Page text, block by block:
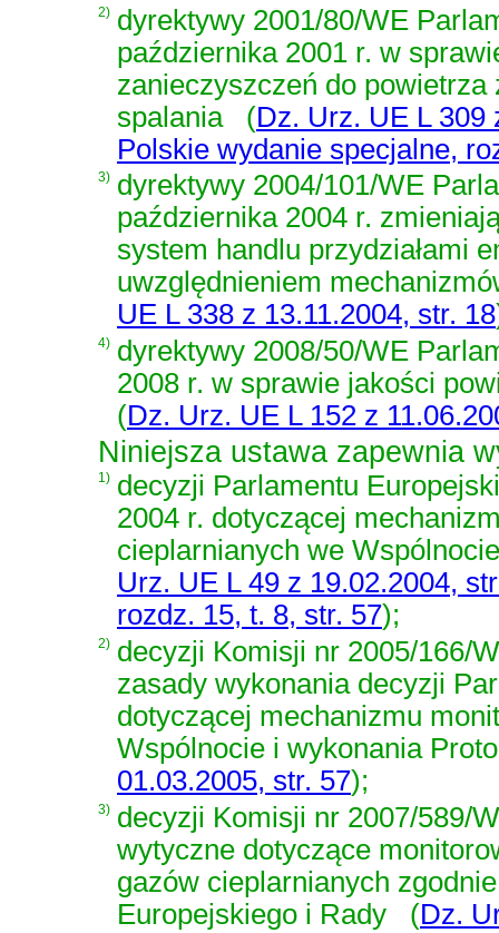
2) dyrektywy 2001/80/WE
października 2001 r. w
zanieczyszczeń do
spalania
(Dz. Urz. UE L 309
Polskie wydanie specjalne,
3) dyrektywy 2004/101/WE
października 2004 r.
system handlu przydziałami
uwzględnieniem
UE L 338 z 13.11.2004, str. 18
4) dyrektywy 2008/50/WE
2008 r. w sprawie jakości
(Dz. Urz. UE L 152 z
Niniejsza ustawa zapewnia
1) decyzji Parlamentu
2004 r. dotyczącej
cieplarnianych we
Urz. UE L 49 z 19.02.2004,
rozdz. 15, t. 8, str. 57);
2) decyzji Komisji nr 2005/166/
zasady wykonania decyzji
dotyczącej mechanizmu
Wspólnocie i wykonania
01.03.2005, str. 57);
3) decyzji Komisji nr 2007/589/
wytyczne dotyczące
gazów cieplarnianych
Europejskiego i Rady
(Dz.